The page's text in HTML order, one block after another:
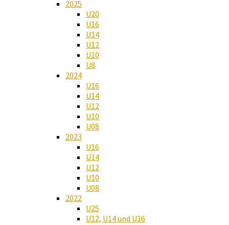
2025
U20
U16
U14
U12
U10
U8
2024
U16
U14
U12
U10
U08
2023
U16
U14
U12
U10
U08
2022
U25
U12, U14 und U16